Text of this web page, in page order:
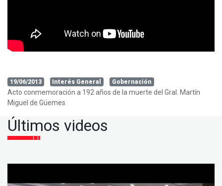
19/06/2013 Interés General Gobernación
Acto conmemoración a 192 años de la muerte del Gral. Martín
Miguel de Güemes
Últimos videos